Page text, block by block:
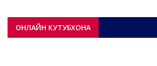
ОНЛАЙН КУТУБХОНА